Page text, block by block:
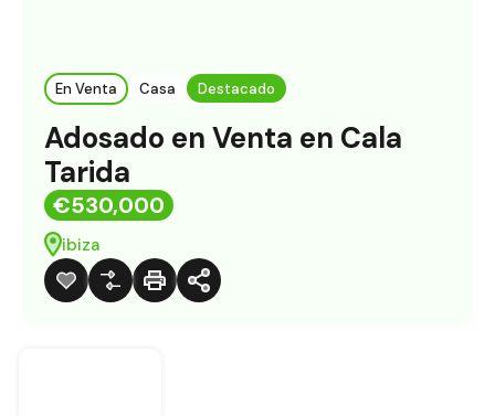
En Venta Casa Destacado
Adosado en Venta en Cala
Tarida
€530,000
ibiza